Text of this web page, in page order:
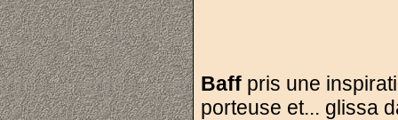
Baff pris une
porteuse et... glissa